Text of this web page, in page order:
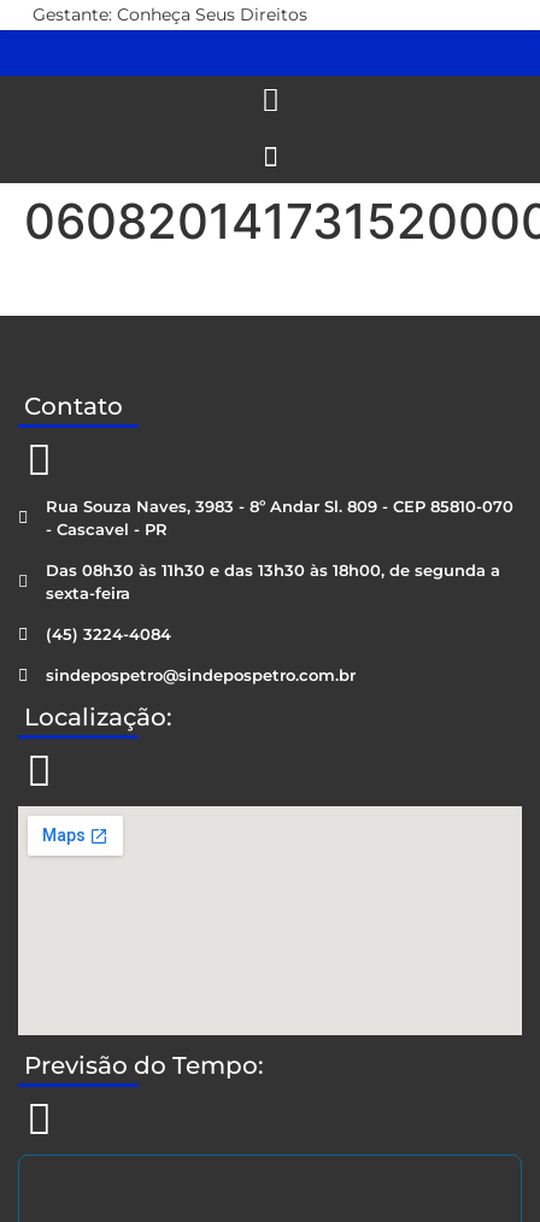
Gestante: Conheça Seus Direitos
Contato
Rua Souza Naves, 3983 - 8º Andar Sl. 809 - CEP 85810-070
- Cascavel - PR
Das 08h30 às 11h30 e das 13h30 às 18h00, de segunda a
sexta-feira
(45) 3224-4084
sindepospetro@sindepospetro.com.br
Localização:
Previsão do Tempo: